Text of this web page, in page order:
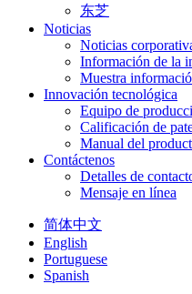
东芝
Noticias
Noticias
Información de la
Muestra
Innovación tecnológica
Equipo de
Calificación de
Manual del
Contáctenos
Detalles de
Mensaje en línea
简体中文
English
Portuguese
Spanish